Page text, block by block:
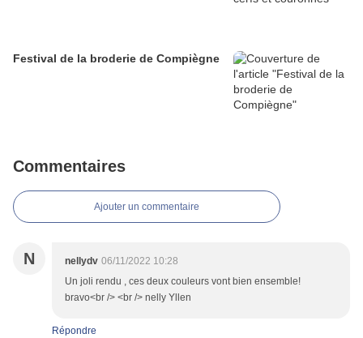
Festival de la broderie de Compiègne
Commentaires
Ajouter un commentaire
N nellydv 06/11/2022 10:28
Un joli rendu , ces deux couleurs vont bien ensemble!
bravo<br /> <br /> nelly Yllen
Répondre